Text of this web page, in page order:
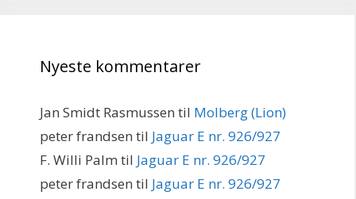
Nyeste kommentarer
Jan Smidt Rasmussen til Molberg (Lion)
peter frandsen til Jaguar E nr. 926/927
F. Willi Palm til Jaguar E nr. 926/927
peter frandsen til Jaguar E nr. 926/927